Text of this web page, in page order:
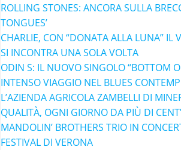
ROLLING STONES: ANCORA SULLA
TONGUES’
CHARLIE, CON “DONATA ALLA LUNA” IL
SI INCONTRA UNA SOLA VOLTA
ODIN S: IL NUOVO SINGOLO “BOTTOM
INTENSO VIAGGIO NEL BLUES
L’AZIENDA AGRICOLA ZAMBELLI DI
QUALITÀ, OGNI GIORNO DA PIÙ DI
MANDOLIN’ BROTHERS TRIO IN
FESTIVAL DI VERONA